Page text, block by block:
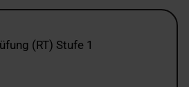
(RT) Stufe 1